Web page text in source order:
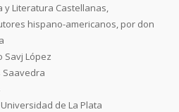
y Literatura Castellanas,
hispano-americanos, por don
Savj López
Saavedra
de La Plata